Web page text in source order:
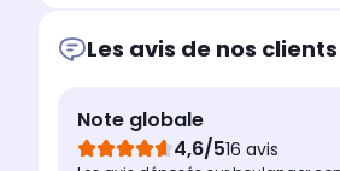
Les avis de nos clients
Note globale
4,6/516 avis